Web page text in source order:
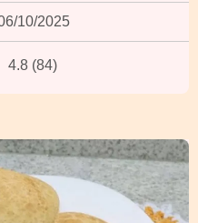
10/2025
4.8 (84)